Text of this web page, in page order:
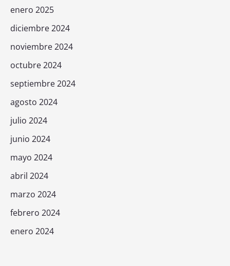
enero 2025
diciembre 2024
noviembre 2024
octubre 2024
septiembre 2024
agosto 2024
julio 2024
junio 2024
mayo 2024
abril 2024
marzo 2024
febrero 2024
enero 2024